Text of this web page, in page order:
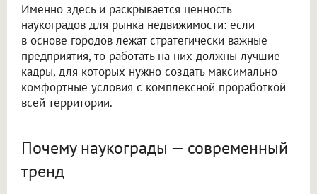
Именно здесь и раскрывается ценность
наукоградов для рынка недвижимости: если
в основе городов лежат стратегически важные
предприятия, то работать на них должны лучшие
кадры, для которых нужно создать максимально
комфортные условия с комплексной проработкой
всей территории.
Почему наукограды — современный
тренд